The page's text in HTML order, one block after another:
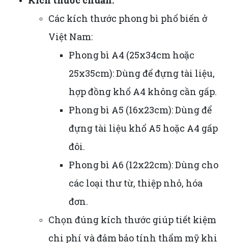
Các kích thước phong bì phổ biến ở
Việt Nam:
Phong bì A4 (25x34cm hoặc
25x35cm): Dùng để đựng tài liệu,
hợp đồng khổ A4 không cần gấp.
Phong bì A5 (16x23cm): Dùng để
đựng tài liệu khổ A5 hoặc A4 gấp
đôi.
Phong bì A6 (12x22cm): Dùng cho
các loại thư từ, thiệp nhỏ, hóa
đơn.
Chọn đúng kích thước giúp tiết kiệm
chi phí và đảm bảo tính thẩm mỹ khi